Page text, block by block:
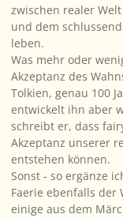
zwischen realer
und dem
leben.
Was mehr oder
Akzeptanz des
Tolkien, genau 100
entwickelt ihn aber
schreibt er, dass
Akzeptanz unserer
entstehen können.
Sonst - so ergänze
Faerie ebenfalls der
einige aus dem